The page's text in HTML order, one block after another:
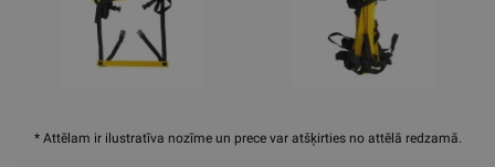
* Attēlam ir ilustratīva nozīme un prece var atšķirties no attēlā redzamā.